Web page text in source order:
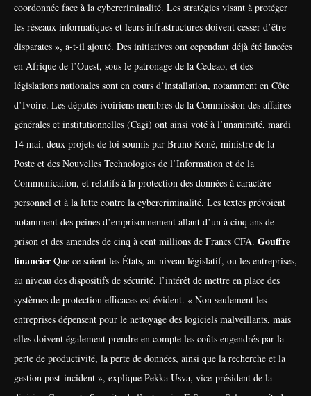
coordonnée face à la cybercriminalité. Les stratégies visant à protéger
les réseaux informatiques et leurs infrastructures doivent cesser d’être
disparates », a-t-il ajouté. Des initiatives ont cependant déjà été lancées
en Afrique de l’Ouest, sous le patronage de la Cedeao, et des
législations nationales sont en cours d’installation, notamment en Côte
d’Ivoire. Les députés ivoiriens membres de la Commission des affaires
générales et institutionnelles (Cagi) ont ainsi voté à l’unanimité, mardi
14 mai, deux projets de loi soumis par Bruno Koné, ministre de la
Poste et des Nouvelles Technologies de l’Information et de la
Communication, et relatifs à la protection des données à caractère
personnel et à la lutte contre la cybercriminalité. Les textes prévoient
notamment des peines d’emprisonnement allant d’un à cinq ans de
prison et des amendes de cinq à cent millions de Francs CFA. Gouffre
financier Que ce soient les États, au niveau législatif, ou les entreprises,
au niveau des dispositifs de sécurité, l’intérêt de mettre en place des
systèmes de protection efficaces est évident. « Non seulement les
entreprises dépensent pour le nettoyage des logiciels malveillants, mais
elles doivent également prendre en compte les coûts engendrés par la
perte de productivité, la perte de données, ainsi que la recherche et la
gestion post-incident », explique Pekka Usva, vice-président de la